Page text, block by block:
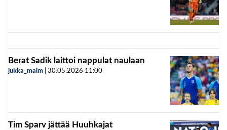
Berat Sadik laittoi nappulat naulaan
jukka_malm 30.05.2026 11:00
Tim Sparv jättää Huuhkajat